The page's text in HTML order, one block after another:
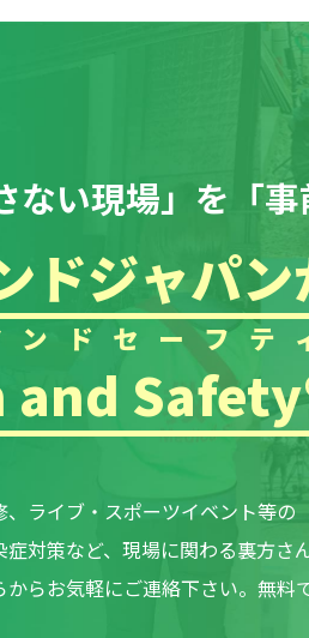
ない現場」を 「
ドジャパン
ンドセーフテ
ライブ・スポーツイベント等の
対策など、現場に関わる裏方さ
らお気軽にご連絡下さい。無料